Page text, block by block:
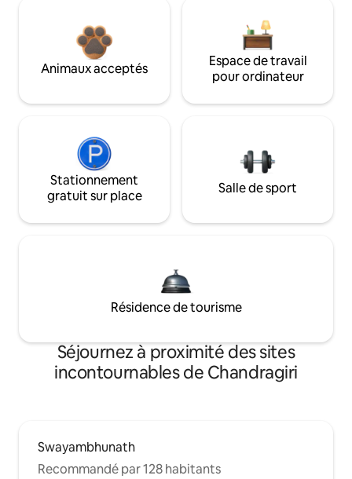
Animaux acceptés
Espace de travail
pour ordinateur
Stationnement
gratuit sur place
Salle de sport
Résidence de tourisme
Séjournez à proximité des sites
incontournables de Chandragiri
Swayambhunath
Recommandé par 128 habitants